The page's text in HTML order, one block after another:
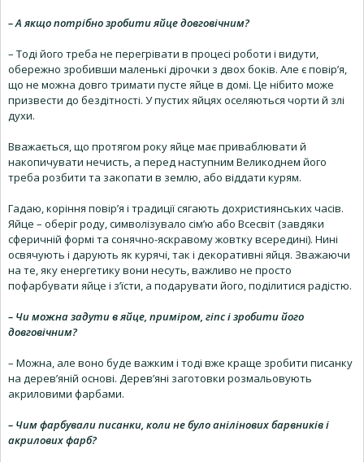
– А якщо потрібно зробити яйце довговічним?
– Тоді його треба не перегрівати в процесі роботи і видути,
обережно зробивши маленькі дірочки з двох боків. Але є повір’я,
що не можна довго тримати пусте яйце в домі. Це нібито може
призвести до бездітності. У пустих яйцях оселяються чорти й злі
духи.
Вважається, що протягом року яйце має приваблювати й
накопичувати нечисть, а перед наступним Великоднем його
треба розбити та закопати в землю, або віддати курям.
Гадаю, коріння повір’я і традиції сягають дохристиянських часів.
Яйце – оберіг роду, символізувало сім’ю або Всесвіт (завдяки
сферичній формі та сонячно-яскравому жовтку всередині). Нині
освячують і дарують як курячі, так і декоративні яйця. Зважаючи
на те, яку енергетику вони несуть, важливо не просто
пофарбувати яйце і з’їсти, а подарувати його, поділитися радістю.
– Чи можна задути в яйце, приміром, гіпс і зробити його
довговічним?
– Можна, але воно буде важким і тоді вже краще зробити писанку
на дерев’яній основі. Дерев’яні заготовки розмальовують
акриловими фарбами.
– Чим фарбували писанки, коли не було анілінових барвників і
акрилових фарб?